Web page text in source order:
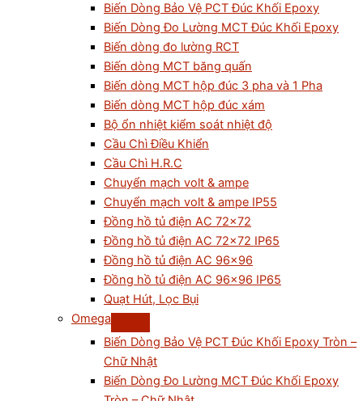
Biến Dòng Bảo Vệ PCT Đúc Khối Epoxy
Biến Dòng Đo Lường MCT Đúc Khối Epoxy
Biến dòng đo lường RCT
Biến dòng MCT băng quấn
Biến dòng MCT hộp đúc 3 pha và 1 Pha
Biến dòng MCT hộp đúc xám
Bộ ổn nhiệt kiểm soát nhiệt độ
Cầu Chì Điều Khiển
Cầu Chì H.R.C
Chuyển mạch volt & ampe
Chuyển mạch volt & ampe IP55
Đồng hồ tủ điện AC 72×72
Đồng hồ tủ điện AC 72×72 IP65
Đồng hồ tủ điện AC 96×96
Đồng hồ tủ điện AC 96×96 IP65
Quạt Hút, Lọc Bụi
Omega
Biến Dòng Bảo Vệ PCT Đúc Khối Epoxy Tròn –
Chữ Nhật
Biến Dòng Đo Lường MCT Đúc Khối Epoxy